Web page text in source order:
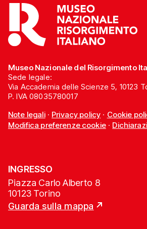
Museo Nazionale del Risorgimento
Sede legale:
Via Accademia delle Scienze 5, 10123
P. IVA 08035780017
Note legali· Privacy policy · Cookie
Modifica preferenze cookie·
INGRESSO
Piazza Carlo Alberto 8
10123 Torino
Guarda sulla mappa